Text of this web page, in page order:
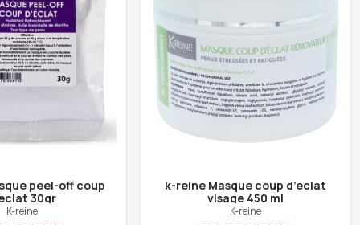
peel-off coup
30gr
K-reine
k-reine Masque coup d’eclat
visage 450 ml
K-reine